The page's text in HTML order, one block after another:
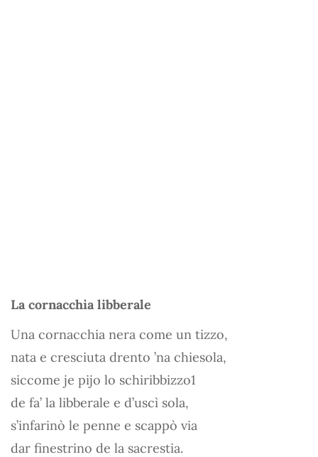
La cornacchia libberale
Una cornacchia nera come un tizzo,
nata e cresciuta drento ’na chiesola,
siccome je pijo lo schiribbizzo1
de fa’ la libberale e d’uscì sola,
s’infarinò le penne e scappò via
dar finestrino de la sacrestia.